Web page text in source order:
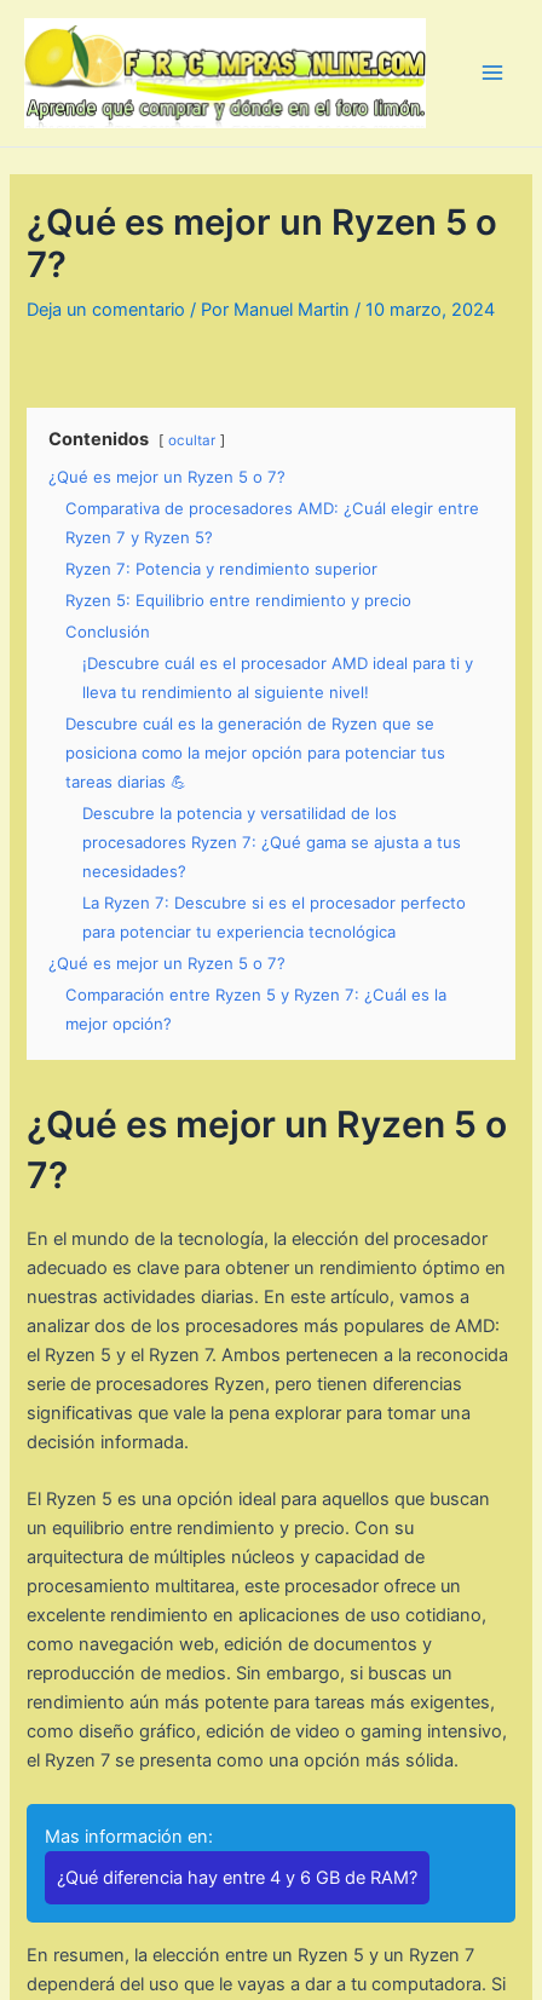
contenido
¿Qué es mejor un Ryzen 5 o
7?
Deja un comentario / Por Manuel Martin /10 marzo, 2024
Contenidos ocultar
¿Qué es mejor un Ryzen 5 o 7?
Comparativa de procesadores AMD: ¿Cuál elegir entre
Ryzen 7 y Ryzen 5?
Ryzen 7: Potencia y rendimiento superior
Ryzen 5: Equilibrio entre rendimiento y precio
Conclusión
¡Descubre cuál es el procesador AMD ideal para ti y
lleva tu rendimiento al siguiente nivel!
Descubre cuál es la generación de Ryzen que se
posiciona como la mejor opción para potenciar tus
tareas diarias 💪
Descubre la potencia y versatilidad de los
procesadores Ryzen 7: ¿Qué gama se ajusta a tus
necesidades?
La Ryzen 7: Descubre si es el procesador perfecto
para potenciar tu experiencia tecnológica
¿Qué es mejor un Ryzen 5 o 7?
Comparación entre Ryzen 5 y Ryzen 7: ¿Cuál es la
mejor opción?
¿Qué es mejor un Ryzen 5 o
7?
En el mundo de la tecnología, la elección del procesador
adecuado es clave para obtener un rendimiento óptimo en
nuestras actividades diarias. En este artículo, vamos a
analizar dos de los procesadores más populares de AMD:
el Ryzen 5 y el Ryzen 7. Ambos pertenecen a la reconocida
serie de procesadores Ryzen, pero tienen diferencias
significativas que vale la pena explorar para tomar una
decisión informada.
El Ryzen 5 es una opción ideal para aquellos que buscan
un equilibrio entre rendimiento y precio. Con su
arquitectura de múltiples núcleos y capacidad de
procesamiento multitarea, este procesador ofrece un
excelente rendimiento en aplicaciones de uso cotidiano,
como navegación web, edición de documentos y
reproducción de medios. Sin embargo, si buscas un
rendimiento aún más potente para tareas más exigentes,
como diseño gráfico, edición de video o gaming intensivo,
el Ryzen 7 se presenta como una opción más sólida.
Mas información en:
¿Qué diferencia hay entre 4 y 6 GB de RAM?
En resumen, la elección entre un Ryzen 5 y un Ryzen 7
dependerá del uso que le vayas a dar a tu computadora. Si